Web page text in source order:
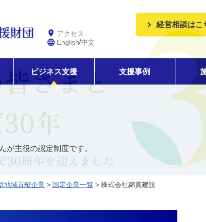
アクセス
English/中文
経営相談はこ
ビジネス支援 支援事例
が主役の認定制度です。
地域貢献企業 > 認定企業一覧 > 株式会社綿貫建設